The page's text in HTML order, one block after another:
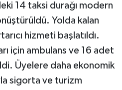
14 taksi durağı modern
Yolda kalan
hizmeti başlatıldı.
için ambulans ve 16 adet
Üyelere daha ekonomik
sigorta ve turizm